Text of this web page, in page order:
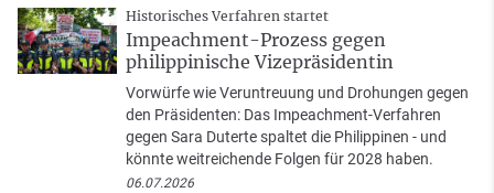
Historisches Verfahren startet
Impeachment-Prozess gegen
philippinische Vizepräsidentin
Vorwürfe wie Veruntreuung und Drohungen gegen
den Präsidenten: Das Impeachment-Verfahren
gegen Sara Duterte spaltet die Philippinen - und
könnte weitreichende Folgen für 2028 haben.
06.07.2026